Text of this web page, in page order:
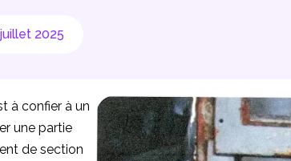
2025
à confier à un
une partie
de section